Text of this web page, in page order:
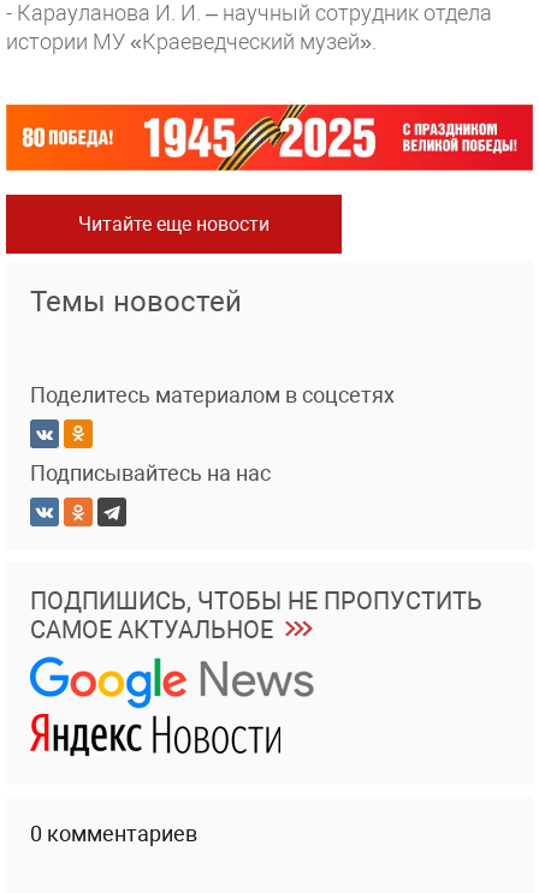
- Карауланова И. И. – научный сотрудник отдела
истории МУ «Краеведческий музей».
Читайте еще новости
Темы новостей
Поделитесь материалом в соцсетях
Подписывайтесь на нас
ПОДПИШИСЬ, ЧТОБЫ НЕ ПРОПУСТИТЬ
САМОЕ АКТУАЛЬНОЕ
0 комментариев